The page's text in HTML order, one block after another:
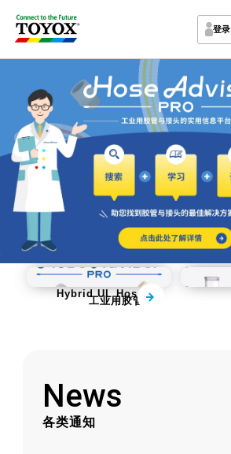
登录
工业用胶管
Flame Block
Hybrid UL Hose
News
各类通知